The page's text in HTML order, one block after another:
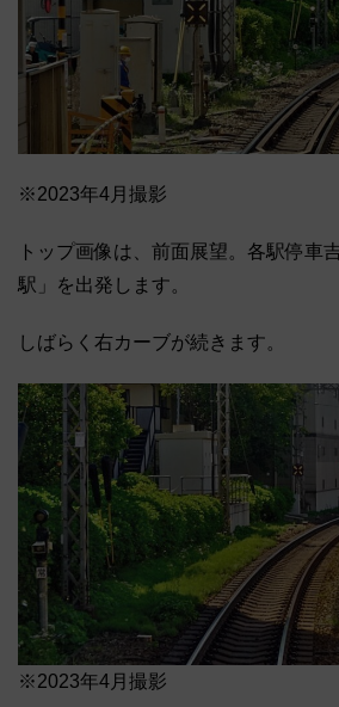
※2023年4月撮影
トップ画像は、前面展望。各駅停車
駅」を出発します。
しばらく右カーブが続きます。
※2023年4月撮影